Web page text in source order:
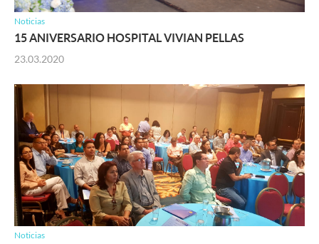
Noticias
15 ANIVERSARIO HOSPITAL VIVIAN PELLAS
23.03.2020
Noticias